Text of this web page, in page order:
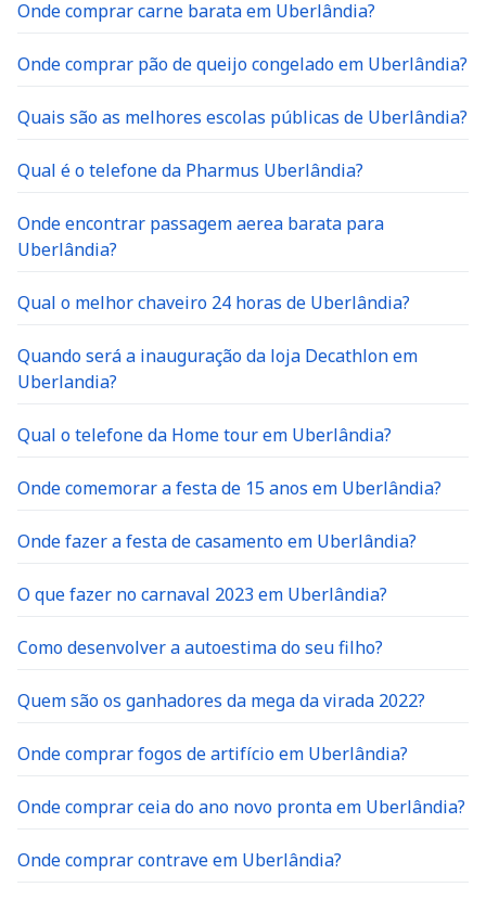
Onde comprar carne barata em Uberlândia?
Onde comprar pão de queijo congelado em Uberlândia?
Quais são as melhores escolas públicas de Uberlândia?
Qual é o telefone da Pharmus Uberlândia?
Onde encontrar passagem aerea barata para
Uberlândia?
Qual o melhor chaveiro 24 horas de Uberlândia?
Quando será a inauguração da loja Decathlon em
Uberlandia?
Qual o telefone da Home tour em Uberlândia?
Onde comemorar a festa de 15 anos em Uberlândia?
Onde fazer a festa de casamento em Uberlândia?
O que fazer no carnaval 2023 em Uberlândia?
Como desenvolver a autoestima do seu filho?
Quem são os ganhadores da mega da virada 2022?
Onde comprar fogos de artifício em Uberlândia?
Onde comprar ceia do ano novo pronta em Uberlândia?
Onde comprar contrave em Uberlândia?